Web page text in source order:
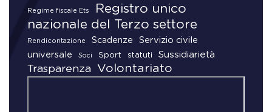
Regime fiscale Ets
Registro unico
nazionale del Terzo settore
Rendicontazione Scadenze
Servizio civile
universale
Soci Sport statuti Sussidiarietà
Trasparenza Volontariato